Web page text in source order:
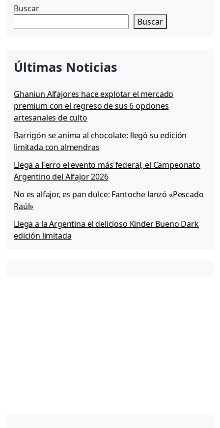
Buscar
Buscar
Últimas Noticias
Ghaniun Alfajores hace explotar el mercado
premium con el regreso de sus 6 opciones
artesanales de culto
Barrigón se anima al chocolate: llegó su edición
limitada con almendras
Llega a Ferro el evento más federal, el Campeonato
Argentino del Alfajor 2026
No es alfajor, es pan dulce: Fantoche lanzó «Pescado
Raúl»
Llega a la Argentina el delicioso Kinder Bueno Dark
edición limitada